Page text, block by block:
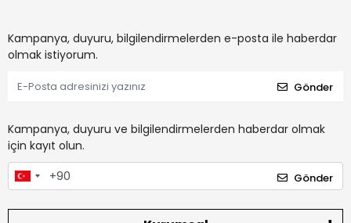
Kampanya, duyuru, bilgilendirmelerden e-posta ile haberdar
olmak istiyorum.
Gönder
Kampanya, duyuru ve bilgilendirmelerden haberdar olmak
için kayıt olun.
Gönder